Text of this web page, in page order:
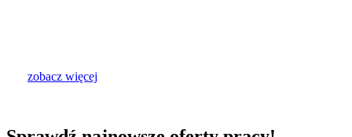
zobacz więcej